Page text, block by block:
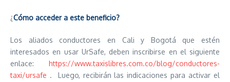
¿Cómo acceder a este beneficio?
Los aliados conductores en Cali y Bogotá que estén
interesados en usar UrSafe, deben inscribirse en el siguiente
enlace: https://www.taxislibres.com.co/blog/conductores-
taxi/ursafe . Luego, recibirán las indicaciones para activar el